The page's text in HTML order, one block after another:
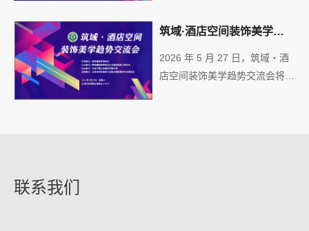
2025年DOMOTEX asia将继续
同探讨行业之变革与机遇。
筑域·酒店空间装饰美学趋
势交流会议程发布
2026 年 5 月 27 日，筑域・酒
店空间装饰美学趋势交流会将于
联系我们